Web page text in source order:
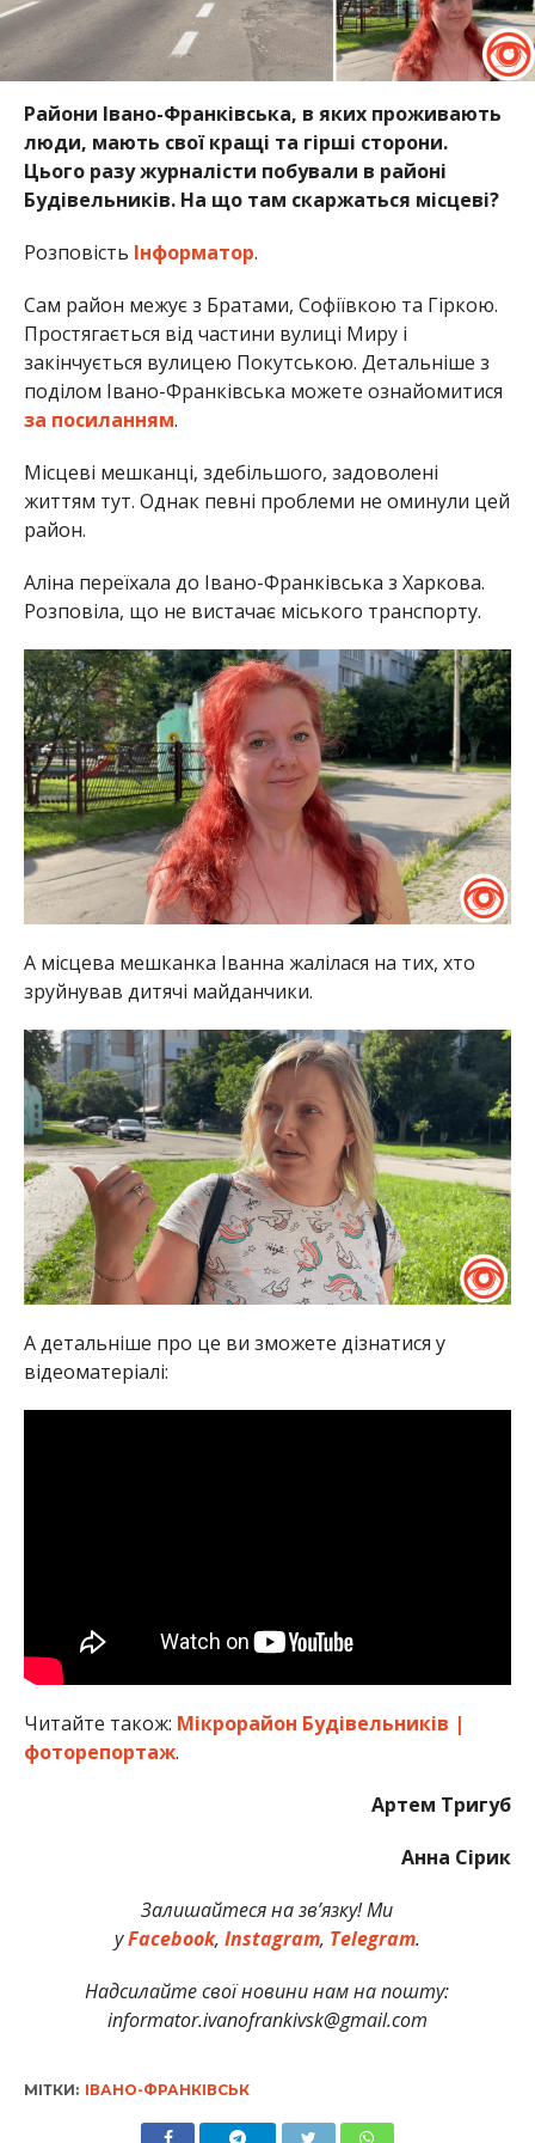
Райони Івано-Франківська, в яких проживають
люди, мають свої кращі та гірші сторони.
Цього разу журналісти побували в районі
Будівельників. На що там скаржаться місцеві?
Розповість Інформатор.
Сам район межує з Братами, Софіївкою та Гіркою.
Простягається від частини вулиці Миру і
закінчується вулицею Покутською. Детальніше з
поділом Івано-Франківська можете ознайомитися
за посиланням.
Місцеві мешканці, здебільшого, задоволені
життям тут. Однак певні проблеми не оминули цей
район.
Аліна переїхала до Івано-Франківська з Харкова.
Розповіла, що не вистачає міського транспорту.
А місцева мешканка Іванна жалілася на тих, хто
зруйнував дитячі майданчики.
А детальніше про це ви зможете дізнатися у
відеоматеріалі:
Читайте також: Мікрорайон Будівельників |
фоторепортаж.
Артем Тригуб
Анна Сірик
Залишайтеся на зв’язку! Ми
уFacebook, Instagram, Telegram.
Надсилайте свої новини нам на пошту:
informator.ivanofrankivsk@gmail.com
МІТКИ: ІВАНО-ФРАНКІВСЬК